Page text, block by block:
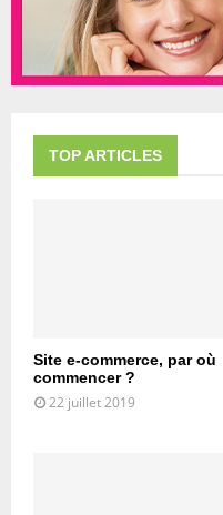
TOP ARTICLES
Site e-commerce, par où
commencer ?
22 juillet 2019